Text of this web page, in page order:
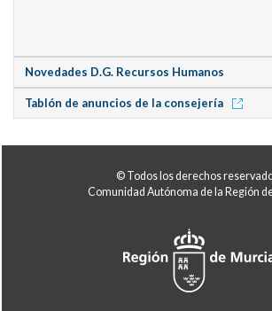
Novedades D.G. Recursos Humanos
Tablón de anuncios de la consejería
© Todos los derechos
Comunidad Autónoma de la Región